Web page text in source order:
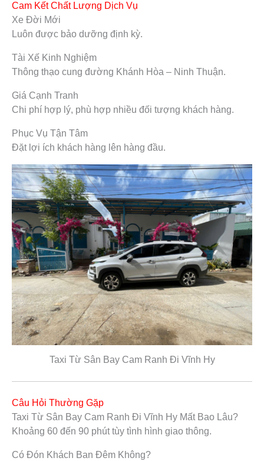
Cam Kết Chất Lượng Dịch Vụ
Xe Đời Mới
Luôn được bảo dưỡng định kỳ.
Tài Xế Kinh Nghiệm
Thông thạo cung đường Khánh Hòa – Ninh Thuận.
Giá Cạnh Tranh
Chi phí hợp lý, phù hợp nhiều đối tượng khách hàng.
Phục Vụ Tận Tâm
Đặt lợi ích khách hàng lên hàng đầu.
Taxi Từ Sân Bay Cam Ranh Đi Vĩnh Hy
Câu Hỏi Thường Gặp
Taxi Từ Sân Bay Cam Ranh Đi Vĩnh Hy Mất Bao Lâu?
Khoảng 60 đến 90 phút tùy tình hình giao thông.
Có Đón Khách Ban Đêm Không?